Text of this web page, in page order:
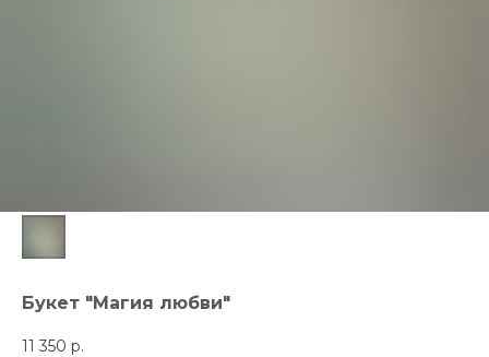
Букет "Магия любви"
11 350 р.